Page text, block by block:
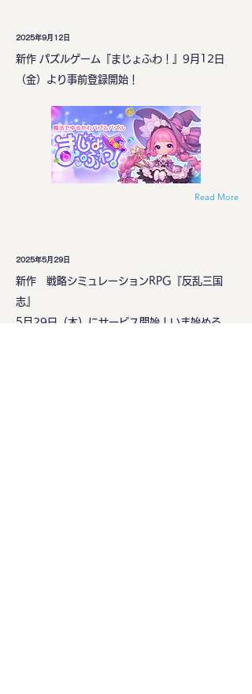
2025年9月12日
新作 パズルゲーム『まじょふわ！』9月12日
（金）より事前登録開始！
Read More
2025年5月29日
新作 戦略シミュレーションRPG『反乱三国
志』
5月29日（木）にサービス開始！いま始める